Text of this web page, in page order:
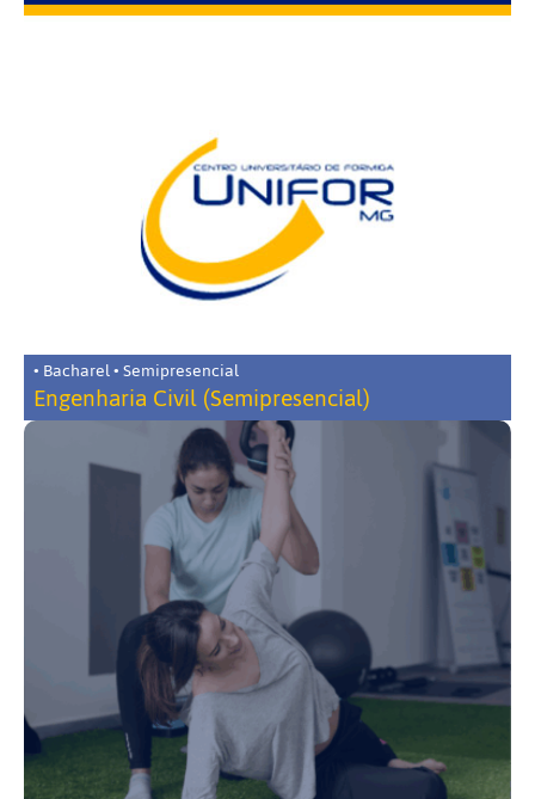
• Bacharel • Semipresencial
Engenharia Civil (Semipresencial)